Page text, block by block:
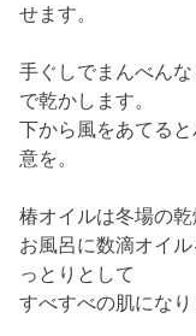
せます。
手ぐしでまんべん
で乾かします。
下から風をあてる
意を。
椿オイルは冬場の乾
お風呂に数滴オイ
っとりとして
すべすべの肌になり